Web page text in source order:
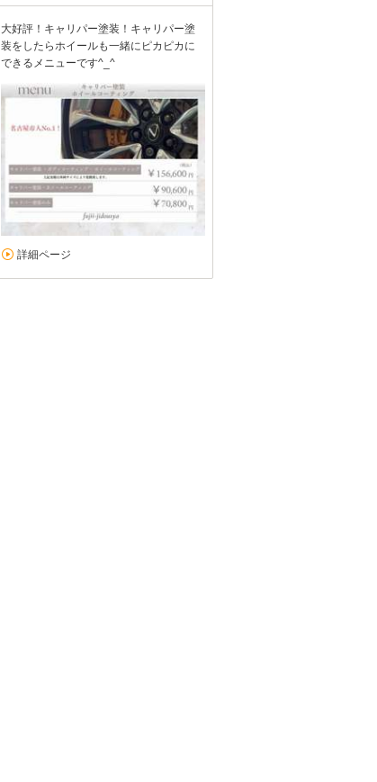
大好評！キャリパー塗装！キャリパー塗
装をしたらホイールも一緒にピカピカに
できるメニューです^_^
詳細ページ